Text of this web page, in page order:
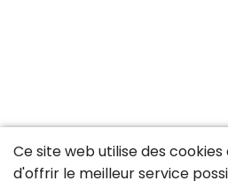
Ce site web utilise des cookies
d'offrir le meilleur service